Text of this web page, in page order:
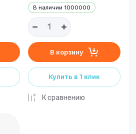
В наличии 1000000
В корзину
Купить в 1 клик
К сравнению